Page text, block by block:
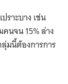
ราะบาง เช่น
นจน 15% ล่าง
มนี้ต้องการการ